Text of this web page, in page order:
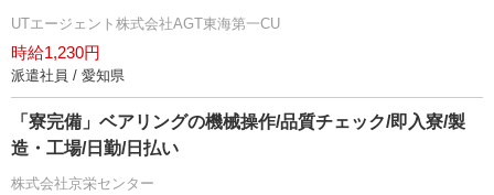
UTエージェント株式会社AGT東海第一CU
時給1,230円
派遣社員 / 愛知県
「寮完備」ベアリングの機械操作/品質チェック/即入寮/製
造・工場/日勤/日払い
株式会社京栄センター